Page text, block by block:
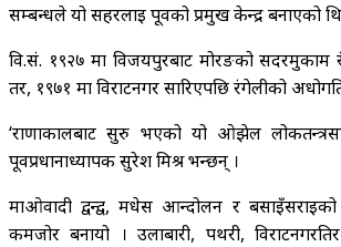
सम्बन्धले यो सहरलाई पूर्वको प्रमुख केन्द्र बनाएको
वि.सं. १९२७ मा विजयपुरबाट मोरङको सदरमुकाम
तर, १९७१ मा विराटनगर सारिएपछि रंगेलीको
‘राणाकालबाट सुरु भएको यो ओझेल
पूर्वप्रधानाध्यापक सुरेश मिश्र भन्छन् ।
माओवादी द्वन्द्व, मधेस आन्दोलन र
कमजोर बनायो । उर्लाबारी, पथरी,